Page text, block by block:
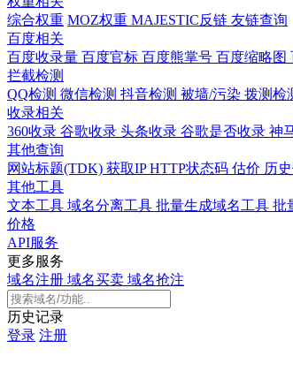
综合权重 MOZ权重 MAJESTIC反链 友链查询
百度相关
百度收录量 百度官标 百度熊掌号 百度缩略图
拦截检测
QQ检测 微信检测 抖音检测 被墙/污染 拨测检
收录相关
360收录 谷歌收录 头条收录 谷歌是否收录 神
其他查询
网站标题(TDK) 获取IPHTTP状态码 估价 历
其他工具
文本工具 域名分离工具 批量生成域名工具 批
价格
API服务
更多服务
域名注册 域名买卖 域名抢注
历史记录
登录 注册